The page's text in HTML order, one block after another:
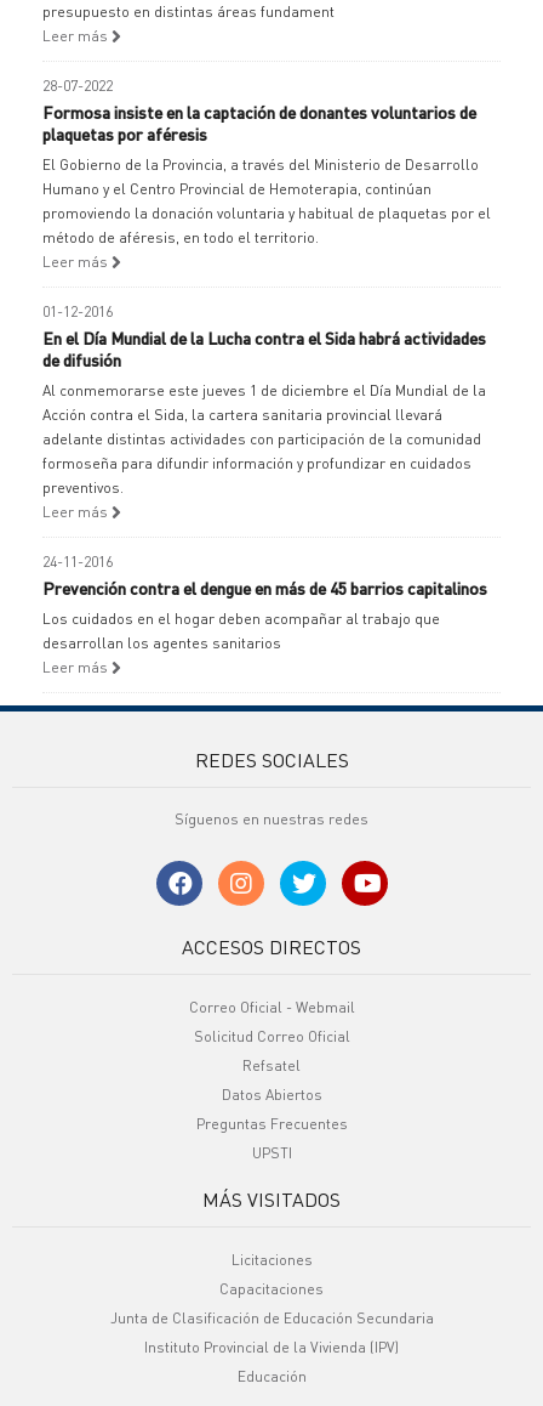
presupuesto en distintas áreas fundament
Leer más
28-07-2022
Formosa insiste en la captación de donantes voluntarios de
plaquetas por aféresis
El Gobierno de la Provincia, a través del Ministerio de Desarrollo
Humano y el Centro Provincial de Hemoterapia, continúan
promoviendo la donación voluntaria y habitual de plaquetas por el
método de aféresis, en todo el territorio.
Leer más
01-12-2016
En el Día Mundial de la Lucha contra el Sida habrá actividades
de difusión
Al conmemorarse este jueves 1 de diciembre el Día Mundial de la
Acción contra el Sida, la cartera sanitaria provincial llevará
adelante distintas actividades con participación de la comunidad
formoseña para difundir información y profundizar en cuidados
preventivos.
Leer más
24-11-2016
Prevención contra el dengue en más de 45 barrios capitalinos
Los cuidados en el hogar deben acompañar al trabajo que
desarrollan los agentes sanitarios
Leer más
REDES SOCIALES
Síguenos en nuestras redes
ACCESOS DIRECTOS
Correo Oficial - Webmail
Solicitud Correo Oficial
Refsatel
Datos Abiertos
Preguntas Frecuentes
UPSTI
MÁS VISITADOS
Licitaciones
Capacitaciones
Junta de Clasificación de Educación Secundaria
Instituto Provincial de la Vivienda (IPV)
Educación